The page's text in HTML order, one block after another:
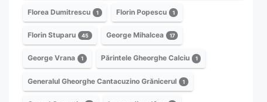
Florea Dumitrescu 1 Florin Popescu 1
Florin Stuparu 45 George Mihalcea 17
George Vrana 1 Părintele Gheorghe Calciu 1
Generalul Gheorghe Cantacuzino Grănicerul 1